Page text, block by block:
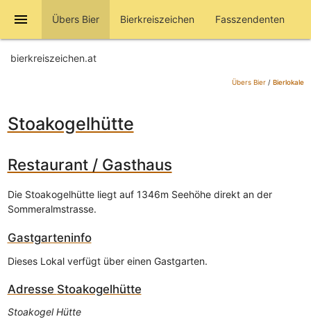
menu Übers Bier Bierkreiszeichen Fasszendenten
bierkreiszeichen.at
Übers Bier/ Bierlokale
Stoakogelhütte
Restaurant / Gasthaus
Die Stoakogelhütte liegt auf 1346m Seehöhe direkt an der
Sommeralmstrasse.
Gastgarteninfo
Dieses Lokal verfügt über einen Gastgarten.
Adresse Stoakogelhütte
Stoakogel Hütte